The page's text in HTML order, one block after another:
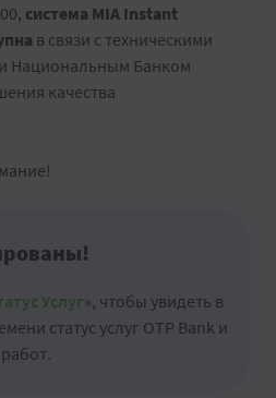
система MIA Instant
в связи с техническими
Национальным Банком
качества
Услуг», чтобы увидеть в
статус услуг OTP Bank и